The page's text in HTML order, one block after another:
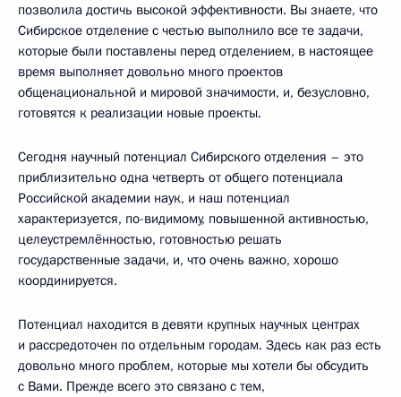
позволила достичь высокой эффективности. Вы знаете, что
Сибирское отделение с честью выполнило все те задачи,
которые были поставлены перед отделением, в настоящее
время выполняет довольно много проектов
общенациональной и мировой значимости, и, безусловно,
готовятся к реализации новые проекты.
Сегодня научный потенциал Сибирского отделения – это
приблизительно одна четверть от общего потенциала
Российской академии наук, и наш потенциал
характеризуется, по-видимому, повышенной активностью,
целеустремлённостью, готовностью решать
государственные задачи, и, что очень важно, хорошо
координируется.
Потенциал находится в девяти крупных научных центрах
и рассредоточен по отдельным городам. Здесь как раз есть
довольно много проблем, которые мы хотели бы обсудить
с Вами. Прежде всего это связано с тем,